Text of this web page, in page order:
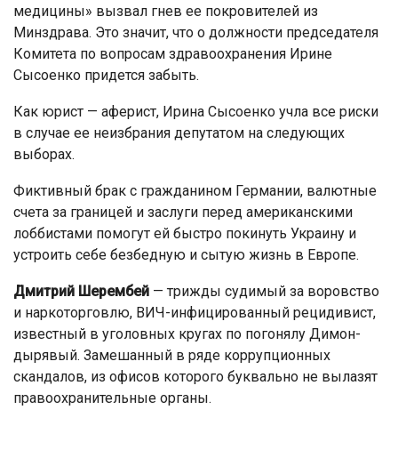
медицины» вызвал гнев ее покровителей из
Минздрава. Это значит, что о должности председателя
Комитета по вопросам здравоохранения Ирине
Сысоенко придется забыть.
Как юрист — аферист, Ирина Сысоенко учла все риски
в случае ее неизбрания депутатом на следующих
выборах.
Фиктивный брак с гражданином Германии, валютные
счета за границей и заслуги перед американскими
лоббистами помогут ей быстро покинуть Украину и
устроить себе безбедную и сытую жизнь в Европе.
Дмитрий Шерембей — трижды судимый за воровство
и наркоторговлю, ВИЧ-инфицированный рецидивист,
известный в уголовных кругах по погонялу Димон-
дырявый. Замешанный в ряде коррупционных
скандалов, из офисов которого буквально не вылазят
правоохранительные органы.